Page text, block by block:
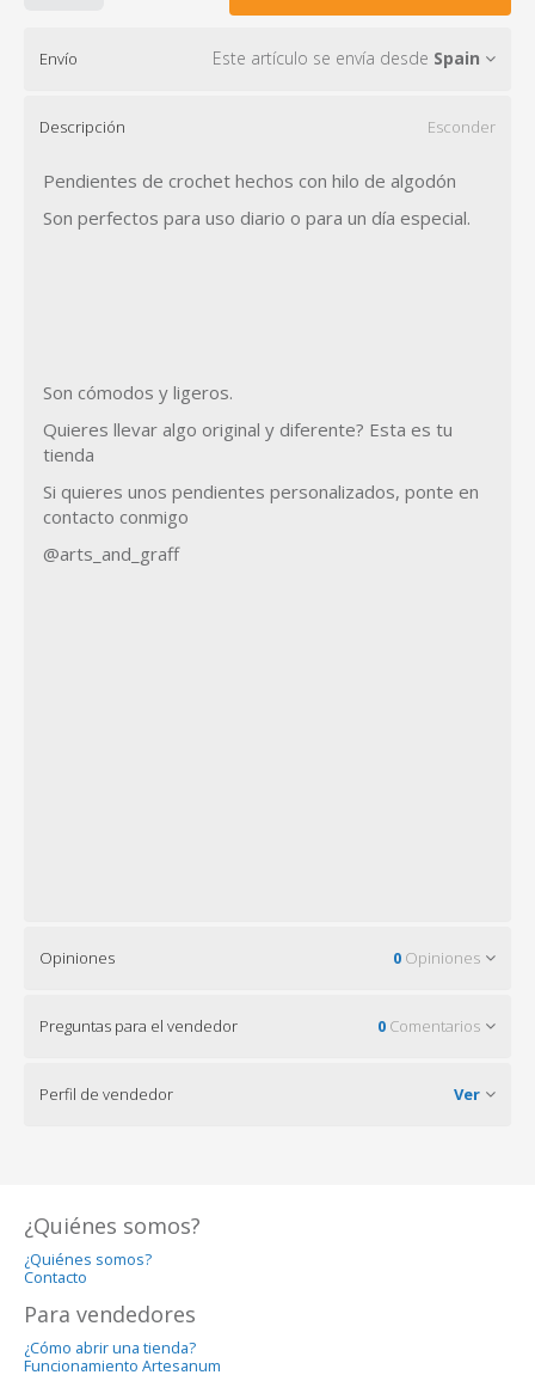
Envío Este artículo se envía desde Spain
Descripción Esconder
Pendientes de crochet hechos con hilo de algodón
Son perfectos para uso diario o para un día especial.
Son cómodos y ligeros.
Quieres llevar algo original y diferente? Esta es tu
tienda
Si quieres unos pendientes personalizados, ponte en
contacto conmigo
@arts_and_graff
Opiniones 0 Opiniones
Preguntas para el vendedor 0 Comentarios
Perfil de vendedor Ver
¿Quiénes somos?
¿Quiénes somos?
Contacto
Para vendedores
¿Cómo abrir una tienda?
Funcionamiento Artesanum